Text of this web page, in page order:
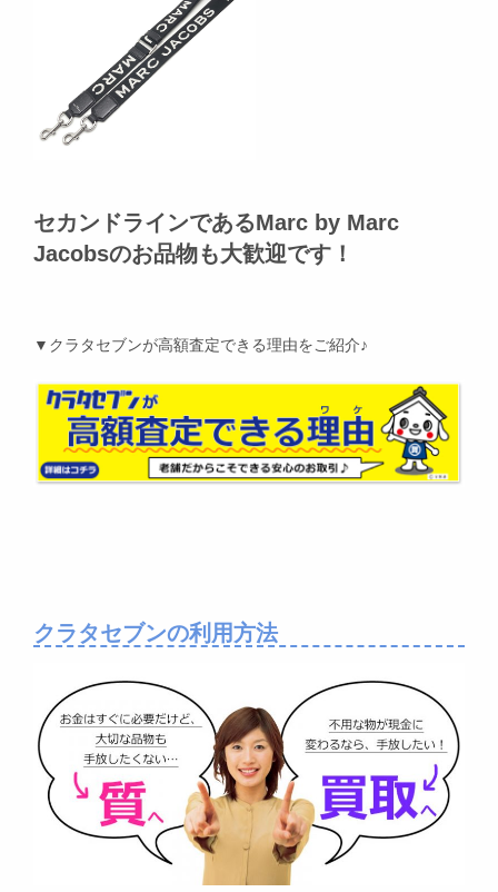
セカンドラインであるMarc by Marc
Jacobsのお品物も大歓迎です！
▼クラタセブンが高額査定できる理由をご紹介♪
クラタセブンの利用方法